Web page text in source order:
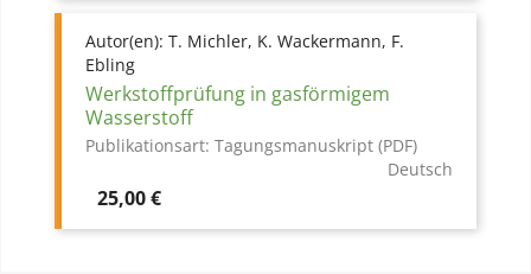
Autor(en): T. Michler, K. Wackermann, F.
Ebling
Werkstoffprüfung in gasförmigem
Wasserstoff
Publikationsart: Tagungsmanuskript (PDF)
Deutsch
Preis
25,00 €